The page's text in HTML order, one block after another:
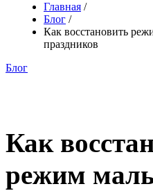
Главная /
Блог /
Как восстановить
праздников
Блог
Как
режим